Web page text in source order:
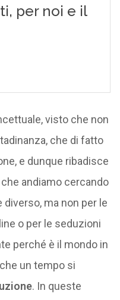
visto che non
che di fatto
e dunque ribadisce
andiamo cercando
ma non per le
o per le seduzioni
perché è il mondo in
un tempo si
. In queste